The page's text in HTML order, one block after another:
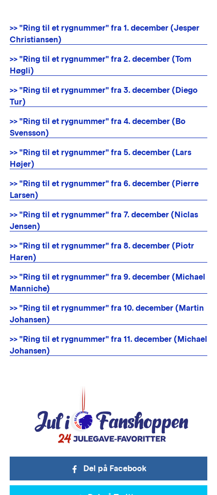
>> "Ring til et rygnummer" fra 1. december (Jesper
Christiansen)
>> "Ring til et rygnummer" fra 2. december (Tom
Høgli)
>> "Ring til et rygnummer" fra 3. december (Diego
Tur)
>> "Ring til et rygnummer" fra 4. december (Bo
Svensson)
>> "Ring til et rygnummer" fra 5. december (Lars
Højer)
>> "Ring til et rygnummer" fra 6. december (Pierre
Larsen)
>> "Ring til et rygnummer" fra 7. december (Niclas
Jensen)
>> "Ring til et rygnummer" fra 8. december (Piotr
Haren)
>> "Ring til et rygnummer" fra 9. december (Michael
Manniche)
>> "Ring til et rygnummer" fra 10. december (Martin
Johansen)
>> "Ring til et rygnummer" fra 11. december (Michael
Johansen)
Del på Facebook